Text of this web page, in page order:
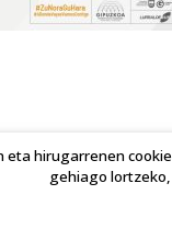
eta hirugarrenen
gehiago